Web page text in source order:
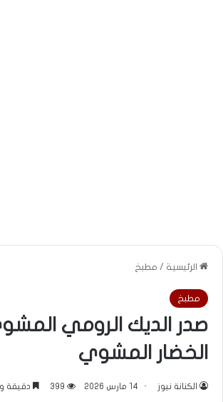
الرئيسية / مطبخ
مطبخ
صدر الديك الرومي
الخضار المشوي
الكنانة نيوز 14 مارس 2026 399 دقيقة